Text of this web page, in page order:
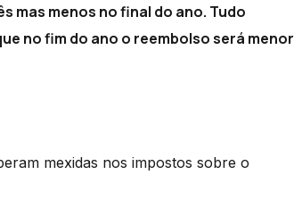
mas menos no final do ano. Tudo
no fim do ano o reembolso será menor
mexidas nos impostos sobre o